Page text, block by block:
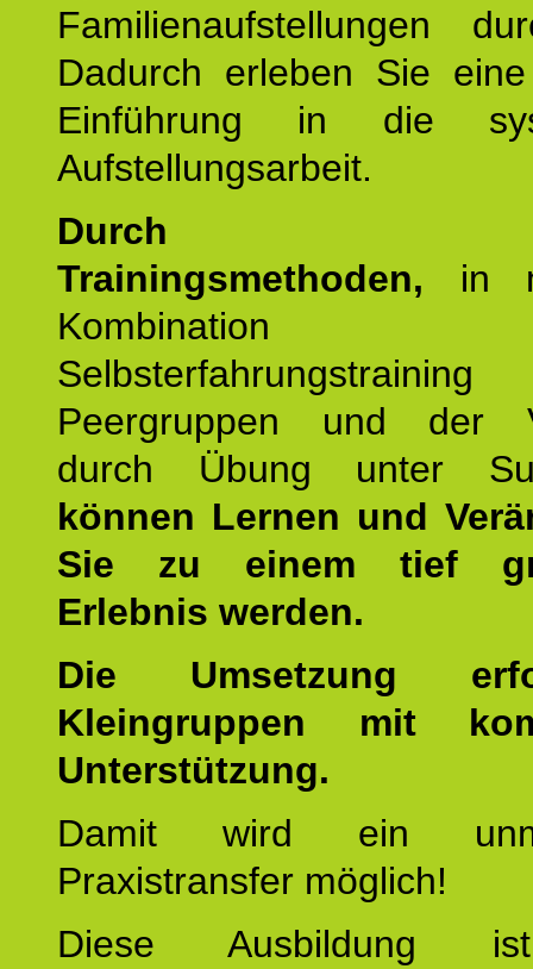
Familienaufstellungen
Dadurch erleben Sie
Einführung in die
Aufstellungsarbeit.
Durch
Trainingsmethoden, in
Peergruppen und der
durch Übung unter
können Lernen und
Sie zu einem tief
Erlebnis werden.
Die Umsetzung
Kleingruppen mit
Unterstützung.
Damit wird ein
Praxistransfer möglich!
Diese Ausbildung